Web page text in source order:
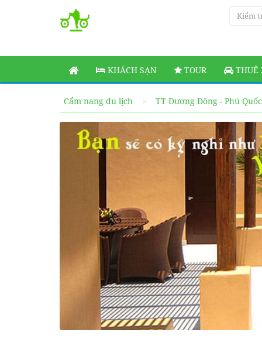
KHÁCH SẠN TOUR THUÊ
Cẩm nang du lịch TT Dương Đông - Phú Quốc